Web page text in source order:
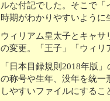
ルな付記でした。そこで
時期がわかりやすいよう
ウィリアム皇太子とキャ
の変更。「王子」「ウィリ
「日本目録規則2018年版
の称号や生年、没年を統一
しやすいファイルにするこ